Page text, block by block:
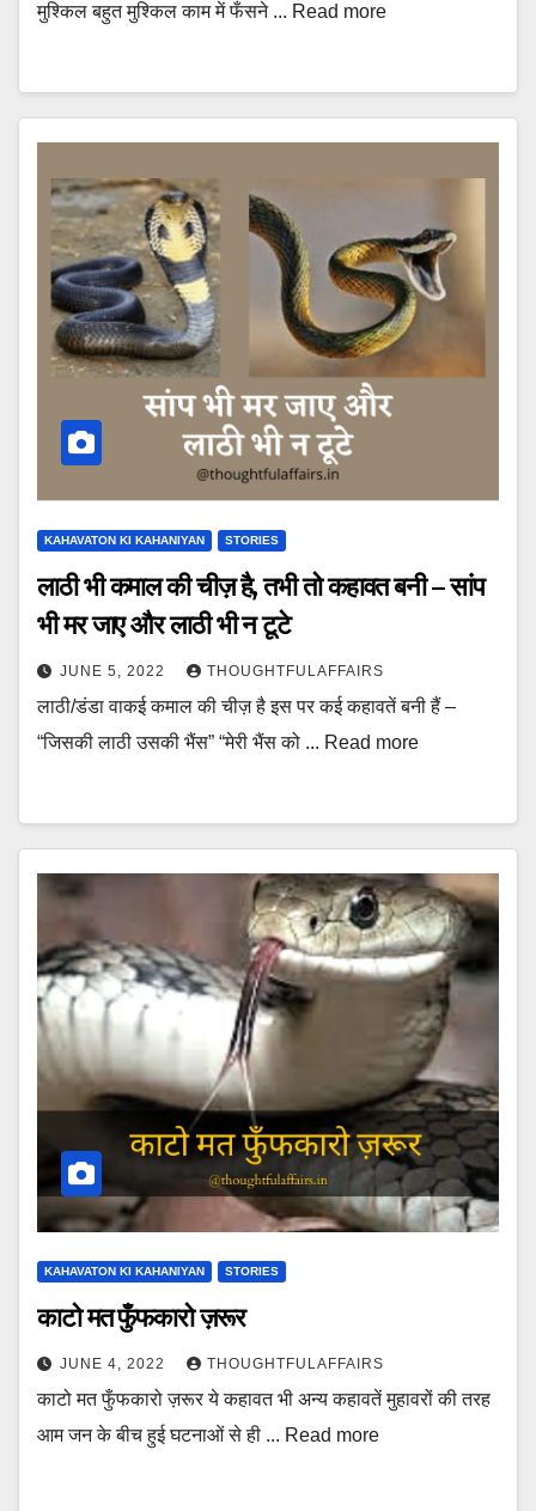
मुश्किल बहुत मुश्किल काम में फँसने ... Read more
KAHAVATON KI KAHANIYAN STORIES
लाठी भी कमाल की चीज़ है, तभी तो कहावत बनी – सांप
भी मर जाए और लाठी भी न टूटे
JUNE 5, 2022 THOUGHTFULAFFAIRS
लाठी/डंडा वाकई कमाल की चीज़ है इस पर कई कहावतें बनी हैं –
“जिसकी लाठी उसकी भैंस” “मेरी भैंस को ... Read more
KAHAVATON KI KAHANIYAN STORIES
काटो मत फुँफकारो ज़रूर
JUNE 4, 2022 THOUGHTFULAFFAIRS
काटो मत फुँफकारो ज़रूर ये कहावत भी अन्य कहावतें मुहावरों की तरह
आम जन के बीच हुई घटनाओं से ही ... Read more